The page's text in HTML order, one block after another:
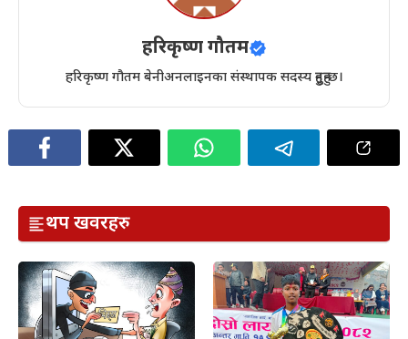
हरिकृष्ण गौतम
हरिकृष्ण गौतम बेनीअनलाइनका संस्थापक सदस्य हुनुहुन्छ।
थप खवरहरु